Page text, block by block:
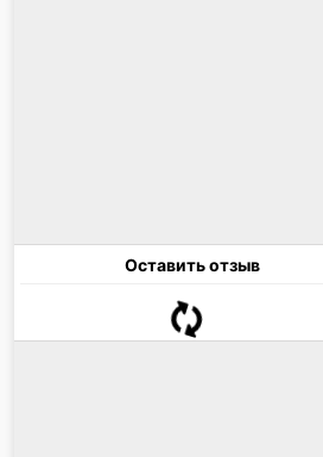
Оставить отзыв